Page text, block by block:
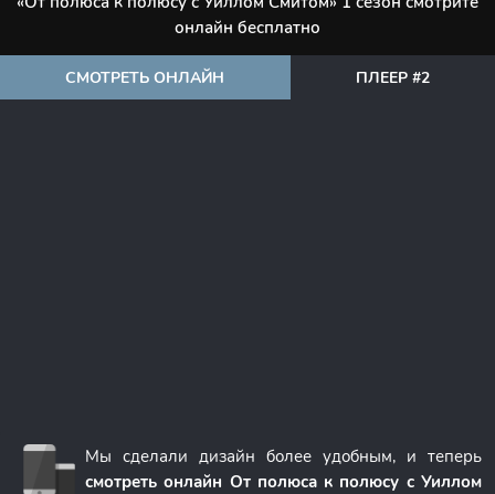
онлайн бесплатно
СМОТРЕТЬ ОНЛАЙН ПЛЕЕР #2
Мы сделали дизайн более удобным, и теперь
смотреть онлайн От полюса к полюсу с Уиллом